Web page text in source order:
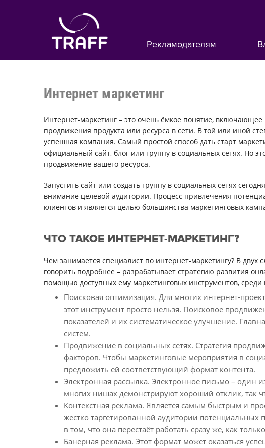
Рекламодателям
Интернет маркетинг
Интернет-маркетинг – это очень ёмкое понятие,
продвижения продукта или ресурса в сети. В той или иной
успешная компания. Самый простой способ дать старт
официальный сайт, блог или группу в социальных сетях. Но
продвижение вашего ресурса.
Запустить сайт или создать группу в социальных сетях
внимание целевой аудитории. Процесс привлечения
клиентов и является целью большинства маркетинговых
ЧТО ТАКОЕ ИНТЕРНЕТ-МАРКЕТИНГ?
Чем занимается специалист по интернет-маркетингу? В
говорить подробнее – разрабатывает стратегию развития
помощью доступных ему маркетинговых инструментов, среди
Поисковая оптимизация. Для многих интернет-
этот инструмент просто нельзя. Поисковое
показателей и их систематическое улучшение.
систем.
Продвижение в социальных сетях. Стратегия
факторов. Чтобы маркетинговые мероприятия в
предложить ей соответствующий формат контента.
Электронная рассылка. Электронное письмо – один
многих нишах демонстрируют хороший отклик, так
Контекстная реклама. Является самым быстрым и
жестко таргетированной аудитории потенциальных
в том, что она перестаёт работать сразу же, как
Банерная реклама. Этот формат может оказаться